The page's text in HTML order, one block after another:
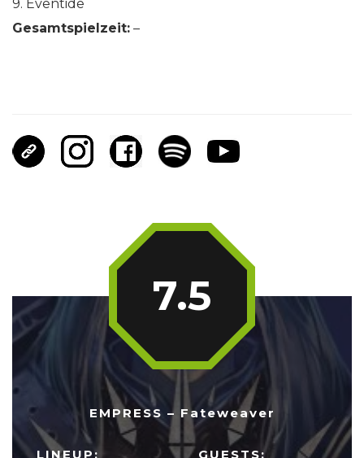
9. Eventide
Gesamtspielzeit: –
EMPRESS – Fateweaver
LINEUP: GUESTS:
7.5